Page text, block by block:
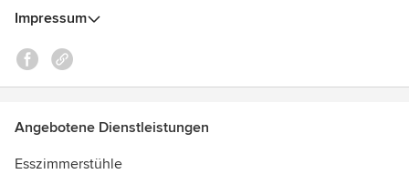
Impressum
Angebotene Dienstleistungen
Esszimmerstühle